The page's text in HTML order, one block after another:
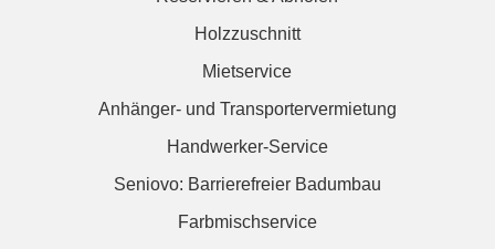
Holzzuschnitt
Mietservice
Anhänger- und Transportervermietung
Handwerker-Service
Seniovo: Barrierefreier Badumbau
Farbmischservice